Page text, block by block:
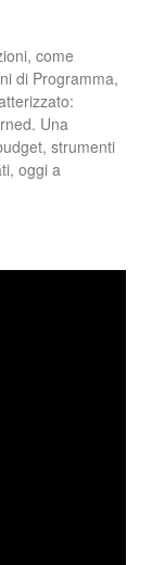
come
di Programma,
Una
strumenti
oggi a